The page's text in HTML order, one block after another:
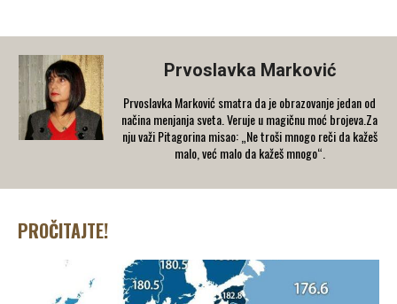
Prvoslavka Marković
Prvoslavka Marković smatra da je obrazovanje jedan od
načina menjanja sveta. Veruje u magičnu moć brojeva.Za
nju važi Pitagorina misao: „Ne troši mnogo reči da kažeš
malo, već malo da kažeš mnogo“.
PROČITAJTE!